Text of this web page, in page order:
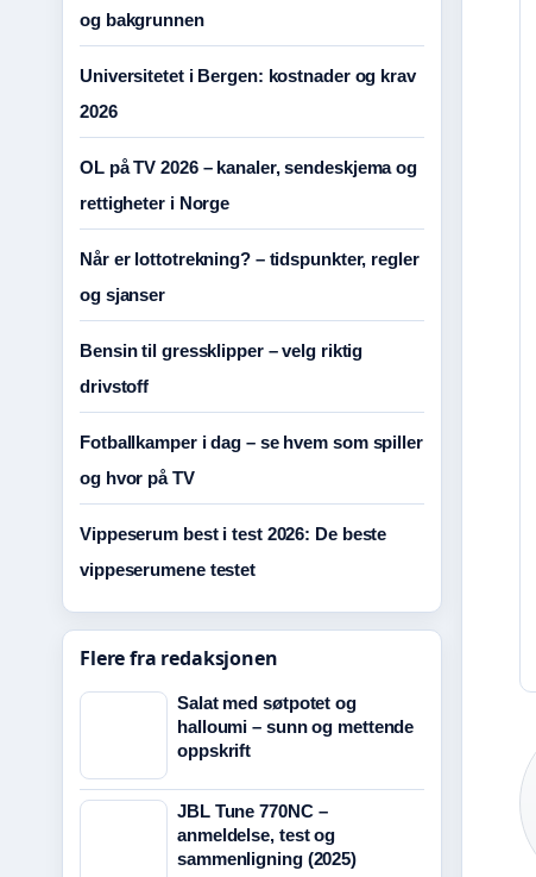
og bakgrunnen
Universitetet i Bergen: kostnader og krav
2026
OL på TV 2026 – kanaler, sendeskjema og
rettigheter i Norge
Når er lottotrekning? – tidspunkter, regler
og sjanser
Bensin til gressklipper – velg riktig
drivstoff
Fotballkamper i dag – se hvem som spiller
og hvor på TV
Vippeserum best i test 2026: De beste
vippeserumene testet
Flere fra redaksjonen
Salat med søtpotet og
halloumi – sunn og mettende
oppskrift
JBL Tune 770NC –
anmeldelse, test og
sammenligning (2025)